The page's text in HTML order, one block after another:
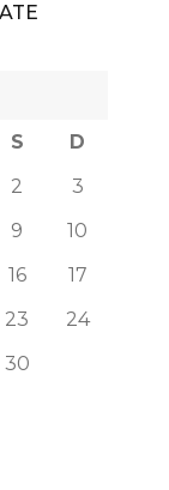
S
D
2 3
9
10
16
17
23
24
30